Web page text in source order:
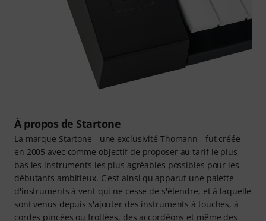
À propos de Startone
La marque Startone - une exclusivité Thomann - fut créée
en 2005 avec comme objectif de proposer au tarif le plus
bas les instruments les plus agréables possibles pour les
débutants ambitieux. C'est ainsi qu'apparut une palette
d'instruments à vent qui ne cesse de s'étendre, et à laquelle
sont venus depuis s'ajouter des instruments à touches, à
cordes pincées ou frottées, des accordéons et même des